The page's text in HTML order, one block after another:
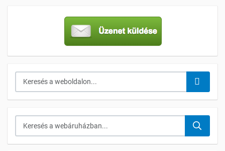
Keresés...